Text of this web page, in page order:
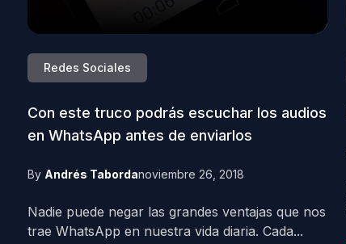
Redes Sociales
Con este truco podrás escuchar los audios
en WhatsApp antes de enviarlos
By Andrés Tabordanoviembre 26, 2018
Nadie puede negar las grandes ventajas que nos
trae WhatsApp en nuestra vida diaria. Cada...